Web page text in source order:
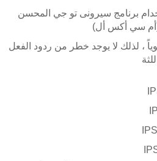
برنامج سيرونى تو جي المحسن
، لذلك لا يوجد خطر من ردود الفعل